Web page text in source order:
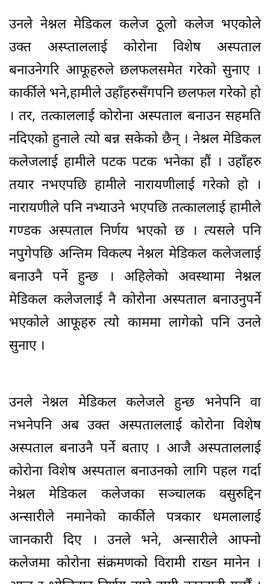
उनले नेश्नल मेडिकल कलेज ठूलो कलेज भएकोले
उक्त अस्प्ताललाई कोरोना विशेष अस्पताल
बनाउनेगरि आफूहरुले छलफलसमेत गरेको सुनाए ।
कार्कीले भने,हामीले उहाँहरुसँगपनि छलफल गरेको हो
। तर, तत्काललाई कोरोना अस्पताल बनाउन सहमति
नदिएको हुनाले त्यो बन्न सकेको छैन् । नेश्नल मेडिकल
कलेजलाई हामीले पटक पटक भनेका हौं । उहाँहरु
तयार नभएपछि हामीले नारायणीलाई गरेको हो ।
नारायणीले पनि नभ्याउने भएपछि तत्काललाई हामीले
गण्डक अस्पताल निर्णय भएको छ । त्यसले पनि
नपुगेपछि अन्तिम विकल्प नेश्नल मेडिकल कलेजलाई
बनाउनै पर्ने हुन्छ । अहिलेको अवस्थामा नेश्नल
मेडिकल कलेजलाई नै कोरोना अस्पताल बनाउनुपर्ने
भएकोले आफूहरु त्यो काममा लागेको पनि उनले
सुनाए ।
उनले नेश्नल मेडिकल कलेजले हुन्छ भनेपनि वा
नभनेपनि अब उक्त अस्पताललाई कोरोना विशेष
अस्पताल बनाउनै पर्ने बताए । आजै अस्पताललाई
कोरोना विशेष अस्पताल बनाउनको लागि पहल गर्दा
नेश्नल मेडिकल कलेजका सञ्चालक वसुरुद्दिन
अन्सारीले नमानेको कार्कीले पत्रकार धमलालाई
जानकारी दिए । उनले भने, अन्सारीले आफ्नो
कलेजमा कोरोना संक्रमणको विरामी राख्न मानेन ।